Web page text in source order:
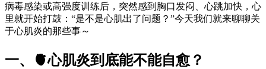
病毒感染或高强度训练后，突然感到胸口发闷、心跳加快，心
里就开始打鼓：“是不是心肌出了问题？”今天我们就来聊聊关
于心肌炎的那些事～
一、🫀心肌炎到底能不能自愈？